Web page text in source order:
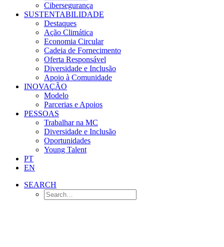
Cibersegurança
SUSTENTABILIDADE
Destaques
Ação Climática
Economia Circular
Cadeia de Fornecimento
Oferta Responsável
Diversidade e Inclusão
Apoio à Comunidade
INOVAÇÃO
Modelo
Parcerias e Apoios
PESSOAS
Trabalhar na MC
Diversidade e Inclusão
Oportunidades
Young Talent
PT
EN
SEARCH